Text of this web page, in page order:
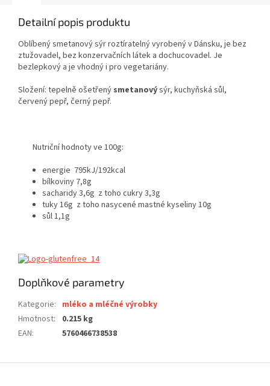
Detailní popis produktu
Oblíbený smetanový sýr roztíratelný vyrobený v Dánsku, je bez
ztužovadel, bez konzervačních látek a dochucovadel. Je
bezlepkový a je vhodný i pro vegetariány.
Složení: tepelně ošetřený smetanovýsýr, kuchyňská sůl,
červený pepř, černý pepř.
Nutriční hodnoty ve 100g:
energie 795kJ/192kcal
bílkoviny 7,8g
sacharidy 3,6g z toho cukry 3,3g
tuky 16g z toho nasycené mastné kyseliny 10g
sůl 1,1g
Doplňkové parametry
Kategorie: mléko a mléčné výrobky
Hmotnost:
0.215 kg
EAN: 5760466738538